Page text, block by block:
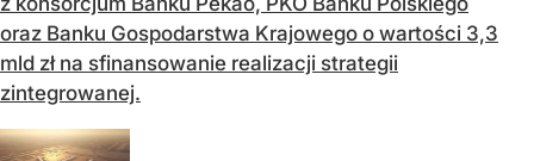
oraz Banku Gospodarstwa Krajowego o wartości 3,3
mld zł na sfinansowanie realizacji strategii
zintegrowanej.